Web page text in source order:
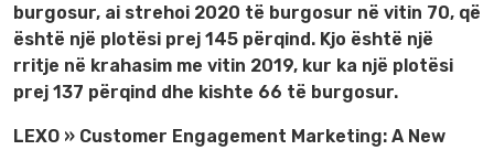
burgosur, ai strehoi 2020 të burgosur në vitin 70, që
është një plotësi prej 145 përqind. Kjo është një
rritje në krahasim me vitin 2019, kur ka një plotësi
prej 137 përqind dhe kishte 66 të burgosur.
LEXO » Customer Engagement Marketing: A New